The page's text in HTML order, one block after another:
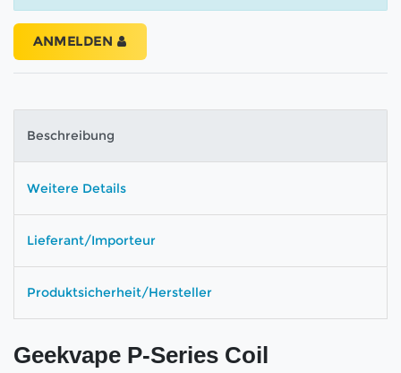
ANMELDEN
Beschreibung
Weitere Details
Lieferant/Importeur
Produktsicherheit/Hersteller
Geekvape P-Series Coil